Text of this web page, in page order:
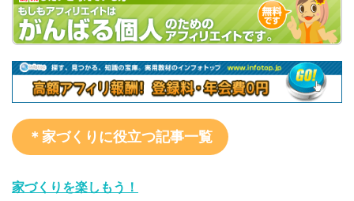
＊家づくりに役立つ記事一覧
家づくりを楽しもう！